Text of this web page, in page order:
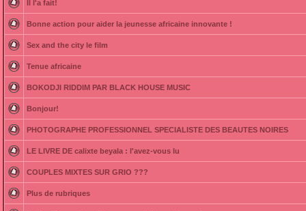
Il l'a fait!
Bonne action pour aider la jeunesse africaine innovante !
Sex and the city le film
Tenue africaine
BOKODJI RIDDIM PAR BLACK HOUSE MUSIC
Bonjour!
PHOTOGRAPHE PROFESSIONNEL SPECIALISTE DES BEAUTES NOIRES
LE LIVRE DE calixte beyala : l'avez-vous lu
COUPLES MIXTES SUR GRIO ???
Plus de rubriques